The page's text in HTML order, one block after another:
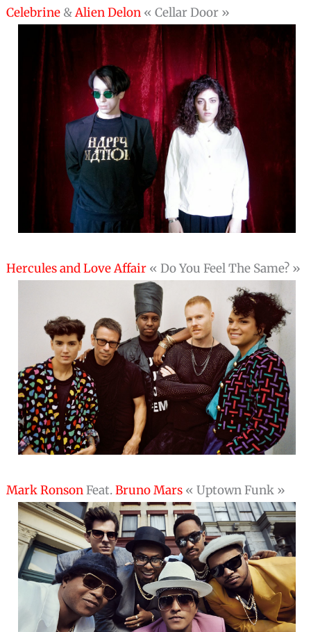
Celebrine &Alien Delon « Cellar Door »
Hercules and Love Affair « Do You Feel The Same? »
Mark RonsonFeat.Bruno Mars « Uptown Funk »